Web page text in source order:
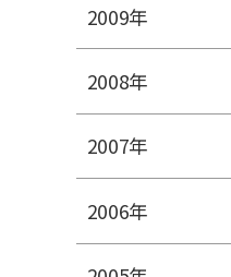
2009年
2008年
2007年
2006年